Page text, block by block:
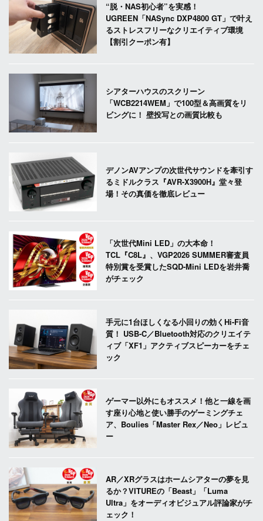
“脱・NAS初心者”を実感！
UGREEN「NASync DXP4800 GT」で叶え
るストレスフリーなクリエイティブ環境
【割引クーポン有】
シアターハウスのスクリーン
「WCB2214WEM」で100型＆高画質をリ
ビングに！ 壁投写との画質比較も
デノンAVアンプの次世代サウンドを牽引す
るミドルクラス『AVR-X3900H』堂々登
場！その真価を徹底レビュー
「次世代Mini LED」の大本命！
TCL『C8L』、VGP2026 SUMMER審査員
特別賞を受賞したSQD-Mini LEDを岩井喬
がチェック
手元に1台ほしくなる小回りの効くHi-Fi音
質！ USB-C／Bluetooth対応のクリエイテ
ィブ「XF1」アクティブスピーカーをチェ
ック
ゲーマー以外にもオススメ！他と一線を画
す座り心地と使い勝手のゲーミングチェ
ア、Boulies「Master Rex／Neo」レビュ
ー
AR／XRグラスはホームシアターの夢を見
るか？VITUREの「Beast」「Luma
Ultra」をオーディオビジュアル評論家がチ
ェック！